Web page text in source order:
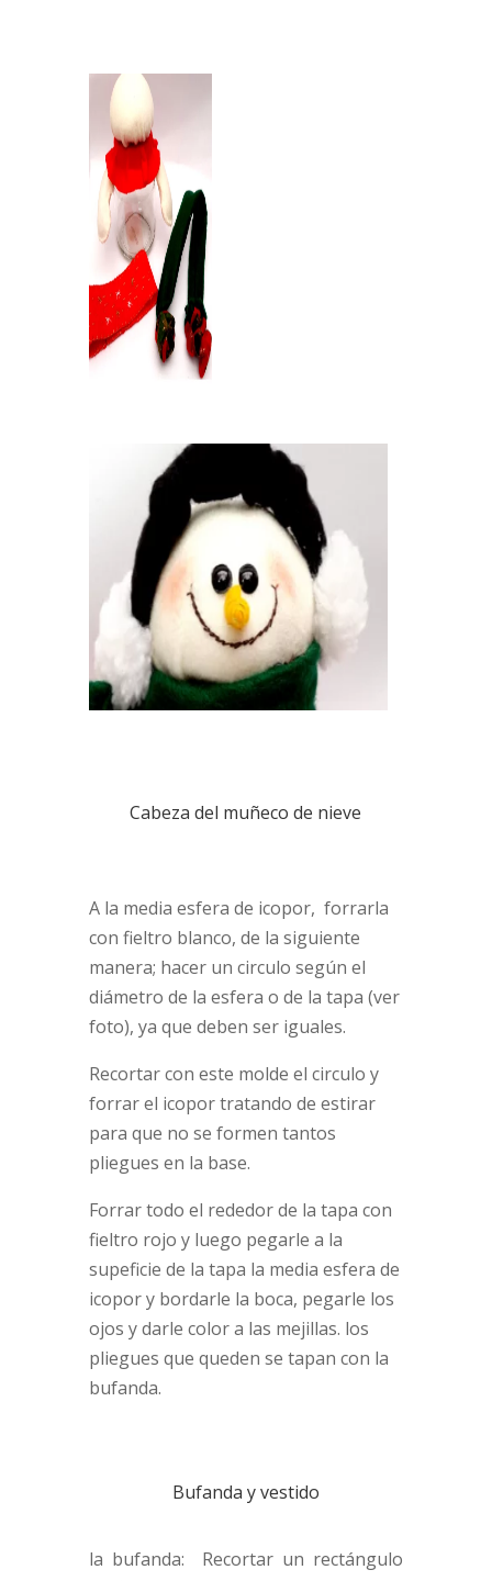
Cabeza del muñeco de nieve
A la media esfera de icopor, forrarla
con fieltro blanco, de la siguiente
manera; hacer un circulo según el
diámetro de la esfera o de la tapa (ver
foto), ya que deben ser iguales.
Recortar con este molde el circulo y
forrar el icopor tratando de estirar
para que no se formen tantos
pliegues en la base.
Forrar todo el rededor de la tapa con
fieltro rojo y luego pegarle a la
supeficie de la tapa la media esfera de
icopor y bordarle la boca, pegarle los
ojos y darle color a las mejillas. los
pliegues que queden se tapan con la
bufanda.
Bufanda y vestido
la bufanda: Recortar un rectángulo